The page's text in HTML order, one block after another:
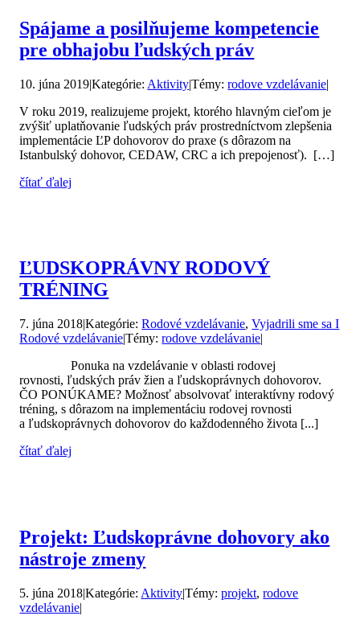
Spájame a posilňujeme kompetencie
pre obhajobu ľudských práv
10. júna 2019|Kategórie: Aktivity|Témy:rodove vzdelávanie|
V roku 2019, realizujeme projekt, ktorého hlavným cieľom je
zvýšiť uplatňovanie ľudských práv prostredníctvom zlepšenia
implementácie ĽP dohovorov do praxe (s dôrazom na
Istanbulský dohovor, CEDAW, CRC a ich prepojenosť). […]
čítať ďalej
ĽUDSKOPRÁVNY RODOVÝ
TRÉNING
7. júna 2018|Kategórie:Rodové vzdelávanie,Vyjadrili sme sa I
Rodové vzdelávanie|Témy:rodove vzdelávanie|
Ponuka na vzdelávanie v oblasti rodovej
rovnosti, ľudských práv žien a ľudskoprávnych dohovorov.
ČO PONÚKAME? Možnosť absolvovať interaktívny rodový
tréning, s dôrazom na implementáciu rodovej rovnosti
a ľudskoprávnych dohovorov do každodenného života [...]
čítať ďalej
Projekt: Ľudskoprávne dohovory ako
nástroje zmeny
5. júna 2018|Kategórie: Aktivity|Témy:projekt,rodove
vzdelávanie|